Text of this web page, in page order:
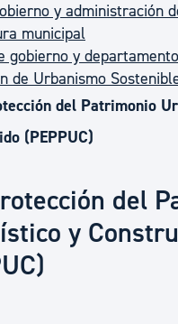
y administración
municipal
gobierno y
de Urbanismo
del Patrimonio
(PEPPUC)
del
y